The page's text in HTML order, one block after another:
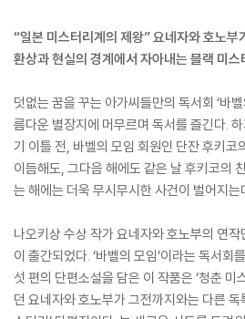
“일본 미스터리계의 제왕” 요네자와 호노부
환상과 현실의 경계에서 자아내는 블랙 미스
덧없는 꿈을 꾸는 아가씨들만의 독서회 ‘바
름다운 별장지에 머무르며 독서를 즐긴다.
기 이틀 전, 바벨의 모임 회원인 단잔 후키코
이듬해도, 그다음 해에도 같은 날 후키코의
는 해에는 더욱 무시무시한 사건이 벌어지
나오키상 수상 작가 요네자와 호노부의 연작
이 출간되었다. ‘바벨의 모임’이라는 독서회
섯 편의 단편소설을 담은 이 작품은 ‘청춘 미
던 요네자와 호노부가 그전까지와는 다른 독